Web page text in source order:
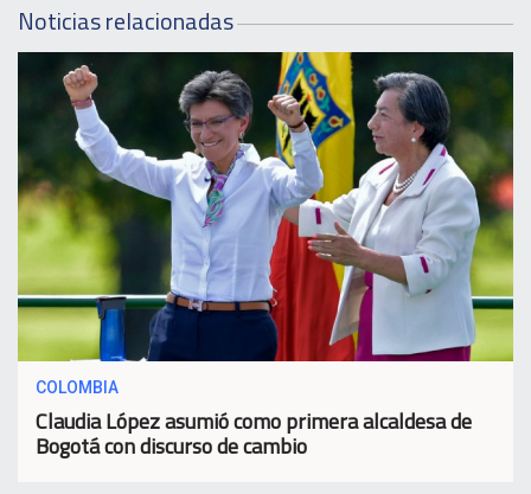
Noticias relacionadas
COLOMBIA
Claudia López asumió como primera alcaldesa de
Bogotá con discurso de cambio